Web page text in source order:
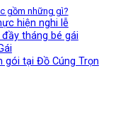
gồm những gì?
hiện nghi lễ
tháng bé gái
tại Đồ Cúng Trọn